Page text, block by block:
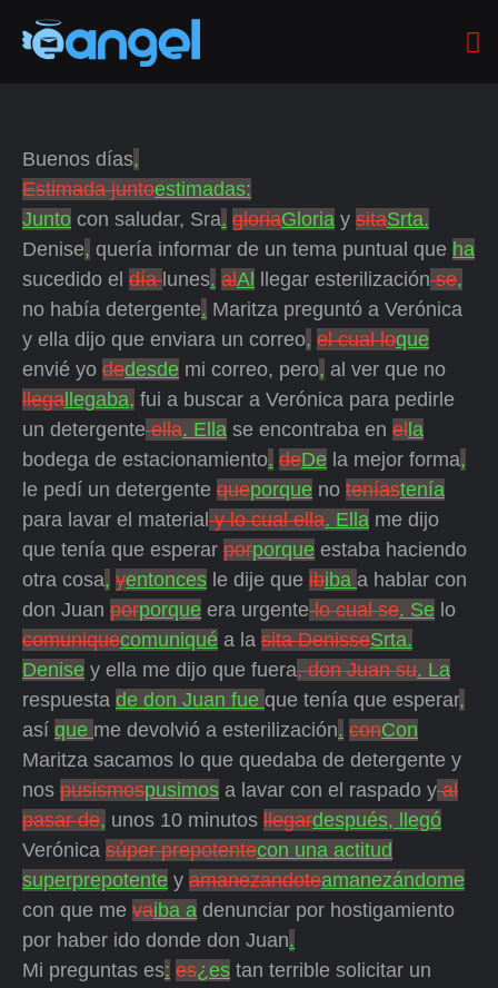
Buenos días,
Estimada juntoestimadas:
Junto con saludar, Sra. gloriaGloria y sitaSrta.
Denise, quería informar de un tema puntual que ha
sucedido el día lunes. alAl llegar esterilizaciónse,
no había detergente. Maritza preguntó a Verónica
y ella dijo que enviara un correo, el cual loque
envié yo dedesde mi correo, pero, al ver que no
llega llegaba, fui a buscar a Verónica para pedirle
un detergenteella. Ella se encontraba en el la
bodega de estacionamiento. deDe la mejor forma,
le pedí un detergente queporque no teníastenía
para lavar el material y lo cual ella. Ella me dijo
que tenía que esperar porporque estaba haciendo
otra cosa, yentonces le dije que ibiba a hablar con
don Juan porporque era urgentelo cual se. Se lo
comuniquecomuniqué a la sita DenisseSrta.
Denise y ella me dijo que fuera, don Juan su. La
respuesta de don Juan fue que tenía que esperar,
así que me devolvió a esterilización. conCon
Maritza sacamos lo que quedaba de detergente y
nos pusismospusimos a lavar con el raspado yal
pasar de, unos 10 minutos llegardespués, llegó
Verónica súper prepotentecon una actitud
superprepotente y amanezandoteamanezándome
con que me vaiba a denunciar por hostigamiento
por haber ido donde don Juan.
Mi preguntas es: es¿es tan terrible solicitar un